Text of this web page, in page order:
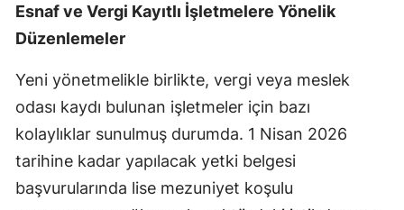
Konya
Malatya
Kahramanmaraş
Mardin
Esnaf ve Vergi Kayıtlı İşletmelere Yönelik
Düzenlemeler
Yeni yönetmelikle birlikte, vergi veya meslek
odası kaydı bulunan işletmeler için bazı
kolaylıklar sunulmuş durumda. 1 Nisan 2026
tarihine kadar yapılacak yetki belgesi
başvurularında lise mezuniyet koşulu